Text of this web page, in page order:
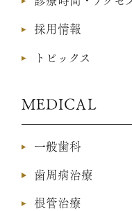
採用情報
トピックス
MEDICAL
一般歯科
歯周病治療
根管治療